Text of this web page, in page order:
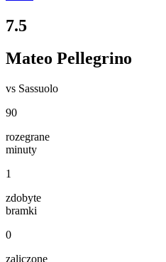
7.5
Mateo Pellegrino
vs Sassuolo
90
rozegrane
minuty
1
zdobyte
bramki
0
zaliczone